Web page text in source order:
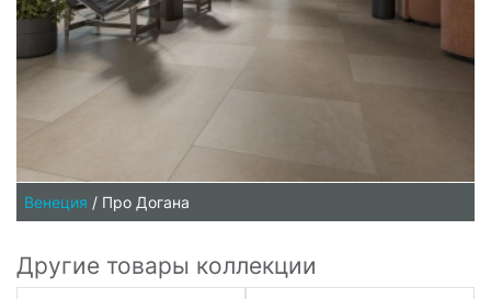
Венеция / Про Догана
Другие товары коллекции